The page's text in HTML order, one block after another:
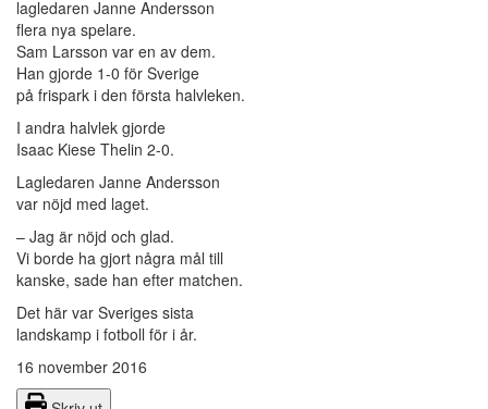
lagledaren Janne Andersson
flera nya spelare.
Sam Larsson var en av dem.
Han gjorde 1-0 för Sverige
på frispark i den första halvleken.
I andra halvlek gjorde
Isaac Kiese Thelin 2-0.
Lagledaren Janne Andersson
var nöjd med laget.
– Jag är nöjd och glad.
Vi borde ha gjort några mål till
kanske, sade han efter matchen.
Det här var Sveriges sista
landskamp i fotboll för i år.
16 november 2016